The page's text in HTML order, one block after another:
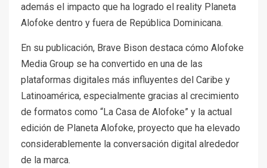
además el impacto que ha logrado el reality Planeta
Alofoke dentro y fuera de República Dominicana.
En su publicación, Brave Bison destaca cómo Alofoke
Media Group se ha convertido en una de las
plataformas digitales más influyentes del Caribe y
Latinoamérica, especialmente gracias al crecimiento
de formatos como “La Casa de Alofoke” y la actual
edición de Planeta Alofoke, proyecto que ha elevado
considerablemente la conversación digital alrededor
de la marca.